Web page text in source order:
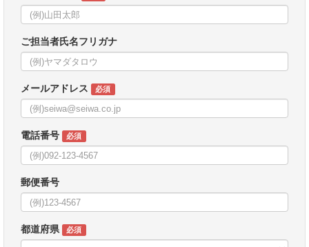
ご担当者氏名フリガナ
メールアドレス 必須
電話番号 必須
郵便番号
都道府県 必須